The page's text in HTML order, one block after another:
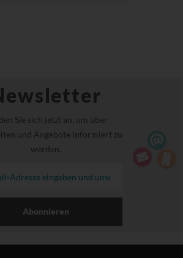
Sie sich jetzt an, um über
und Angebote informiert zu
werden.
Abonnieren